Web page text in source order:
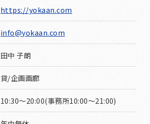
https://yokaan.com
info@yokaan.com
田中 子朗
貸/企画画廊
10:30〜20:00(事務所10:00〜21:00)